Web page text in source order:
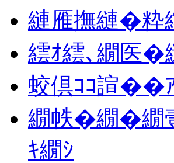
縺雁撫縺�粋
繧ｵ繧､繝医�
蛟倶ｺｺ諠��
繝帙�繝�繝
ｷ繝ｼ